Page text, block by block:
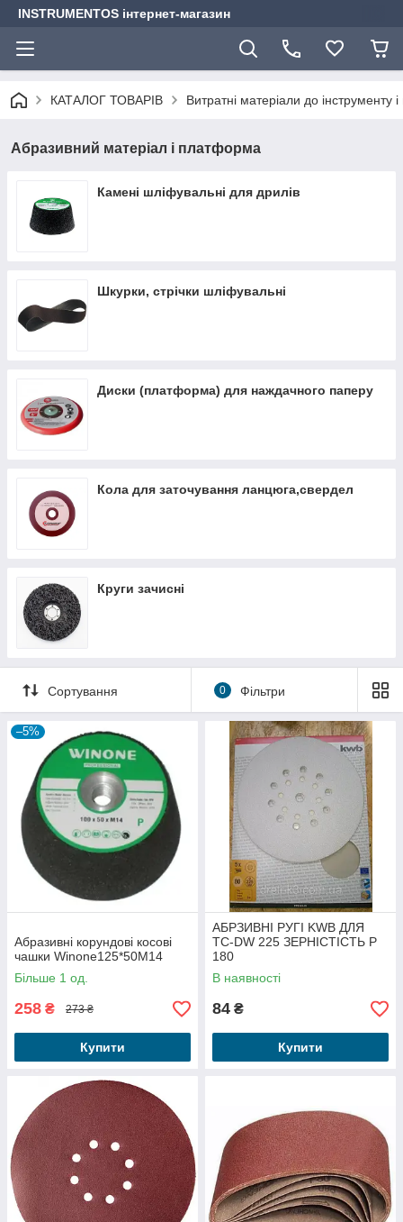
INSTRUMENTOS інтернет-магазин
КАТАЛОГ ТОВАРІВ Витратні матеріали до інструменту
Абразивний матеріал і платформа
Камені шліфувальні для дрилів
Шкурки, стрічки шліфувальні
Диски (платформа) для наждачного паперу
Кола для заточування ланцюга,свердел
Круги зачисні
Сортування 0 Фільтри
–5%
Абразивні корундові косові
чашки Winone125*50M14
Більше 1 од.
258 ₴ 273 ₴
Купити
АБРЗИВНІ РУГІ KWB ДЛЯ
TC-DW 225 ЗЕРНІСТІСТЬ P
180
В наявності
84 ₴
Купити